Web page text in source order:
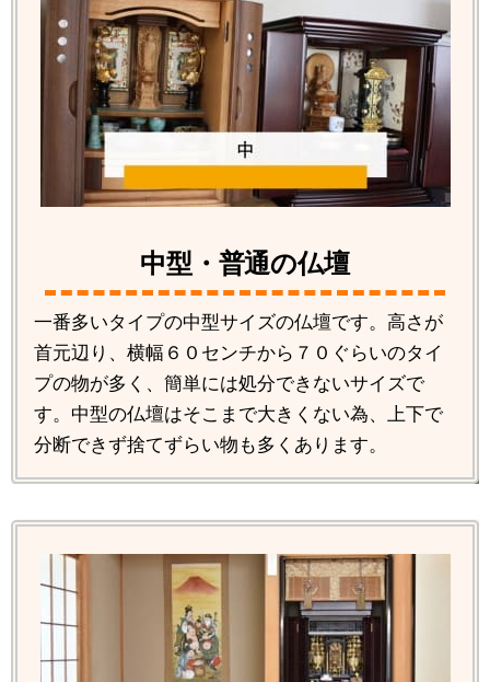
中型・普通の仏壇
一番多いタイプの中型サイズの仏壇です。高さが
首元辺り、横幅６０センチから７０ぐらいのタイ
プの物が多く、簡単には処分できないサイズで
す。中型の仏壇はそこまで大きくない為、上下で
分断できず捨てずらい物も多くあります。